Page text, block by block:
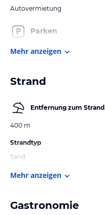
Autovermietung
Parken
Mehr anzeigen
Strand
Entfernung zum Strand
400 m
Strandtyp
Sand
Mehr anzeigen
Gastronomie